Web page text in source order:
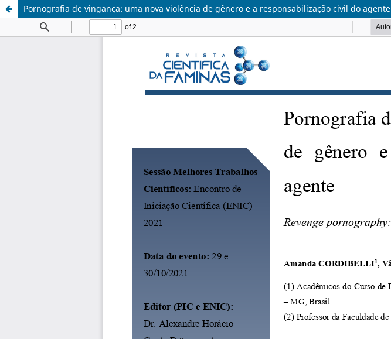
Pornografia de vingança: uma nova violência de gênero e a responsabilização civil do agente